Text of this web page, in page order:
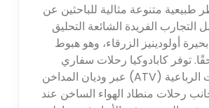
طبيعية متنوعة مثالية للباحثين عن
التجارب الفريدة الشائعة التحليق
أولودينيز الزرقاء، وهو هبوط
توفر كابادوكيا رحلات سفاري
مثيرة بالدراجات الرباعية (ATV) عبر وديان المداخن
رحلات منطاد الهواء الساخن عند